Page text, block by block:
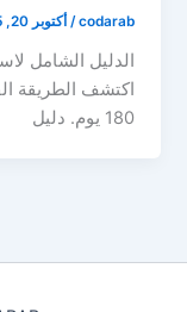
codarab
/ أكتوبر 20, 2025
180 يوم. دليل